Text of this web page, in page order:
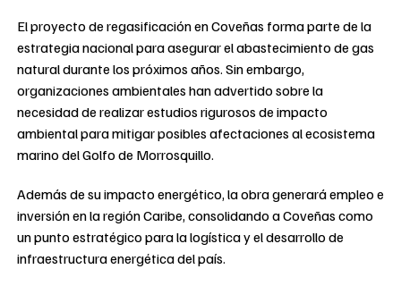
El proyecto de regasificación en Coveñas forma parte de la
estrategia nacional para asegurar el abastecimiento de gas
natural durante los próximos años. Sin embargo,
organizaciones ambientales han advertido sobre la
necesidad de realizar estudios rigurosos de impacto
ambiental para mitigar posibles afectaciones al ecosistema
marino del Golfo de Morrosquillo.
Además de su impacto energético, la obra generará empleo e
inversión en la región Caribe, consolidando a Coveñas como
un punto estratégico para la logística y el desarrollo de
infraestructura energética del país.